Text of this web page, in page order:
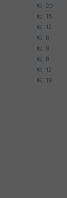
20
15
12
8
9
8
12
19